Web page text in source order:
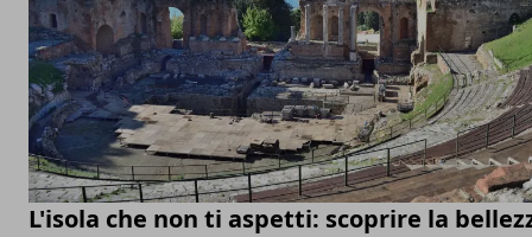
L'isola che non ti aspetti: scoprire la